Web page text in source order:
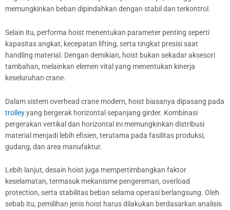
memungkinkan beban dipindahkan dengan stabil dan terkontrol.
Selain itu, performa hoist menentukan parameter penting seperti
kapasitas angkat, kecepatan lifting, serta tingkat presisi saat
handling material. Dengan demikian, hoist bukan sekadar aksesori
tambahan, melainkan elemen vital yang menentukan kinerja
keseluruhan crane.
Dalam sistem overhead crane modern, hoist biasanya dipasang pada
trolleyyang bergerak horizontal sepanjang girder. Kombinasi
pergerakan vertikal dan horizontal ini memungkinkan distribusi
material menjadi lebih efisien, terutama pada fasilitas produksi,
gudang, dan area manufaktur.
Lebih lanjut, desain hoist juga mempertimbangkan faktor
keselamatan, termasuk mekanisme pengereman, overload
protection, serta stabilitas beban selama operasi berlangsung. Oleh
sebab itu, pemilihan jenis hoist harus dilakukan berdasarkan analisis